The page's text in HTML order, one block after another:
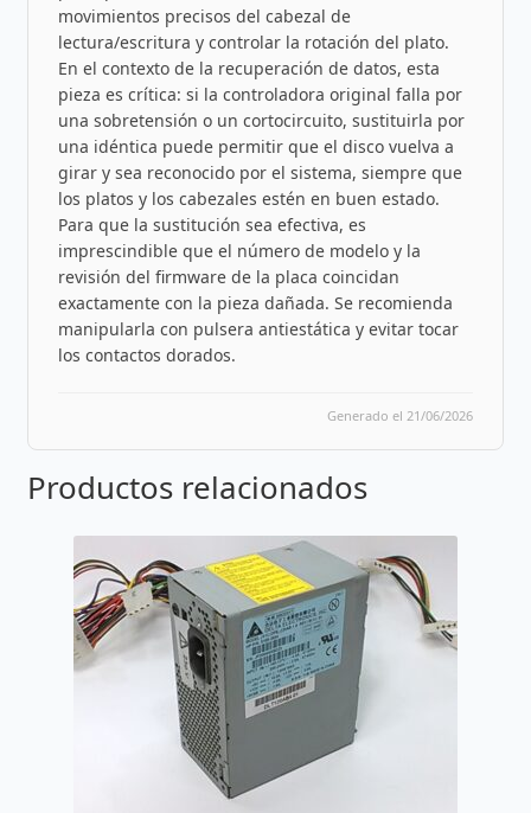
movimientos precisos del cabezal de
lectura/escritura y controlar la rotación del plato.
En el contexto de la recuperación de datos, esta
pieza es crítica: si la controladora original falla por
una sobretensión o un cortocircuito, sustituirla por
una idéntica puede permitir que el disco vuelva a
girar y sea reconocido por el sistema, siempre que
los platos y los cabezales estén en buen estado.
Para que la sustitución sea efectiva, es
imprescindible que el número de modelo y la
revisión del firmware de la placa coincidan
exactamente con la pieza dañada. Se recomienda
manipularla con pulsera antiestática y evitar tocar
los contactos dorados.
Generado el 21/06/2026
Productos relacionados